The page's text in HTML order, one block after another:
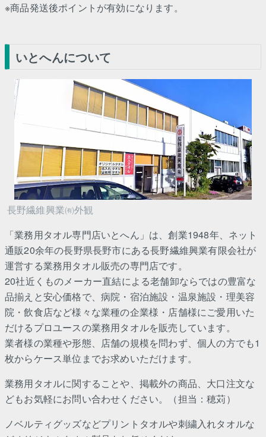
※商品発送後ポイントが有効になります。
いとへんについて
長野繊維興業㈲外観
「業務用タオル専門店いとへん」は、創業1948年、ネット
通販20余年の長野県長野市にある長野繊維興業有限会社が
運営する業務用タオル販売の専門店です。
20社近くものメーカー直結による老舗卸ならではの豊富な
品揃えと安心価格で、病院・宿泊施設・温泉施設・理美容
院・飲食店など様々な業種の企業様・店舗様にご愛用いた
だけるプロユースの業務用タオルを販売しています。
業者様の業種や形態、店舗の規模を問わず、個人の方でも1
枚からケース単位までお求めいただけます。
業務用タオルに関することや、掲載外の商品、大口注文な
どもお気軽にお問い合わせください。（担当：穂苅）
ノベルティグッズなどプリントタオルや刺繍入れタオルな